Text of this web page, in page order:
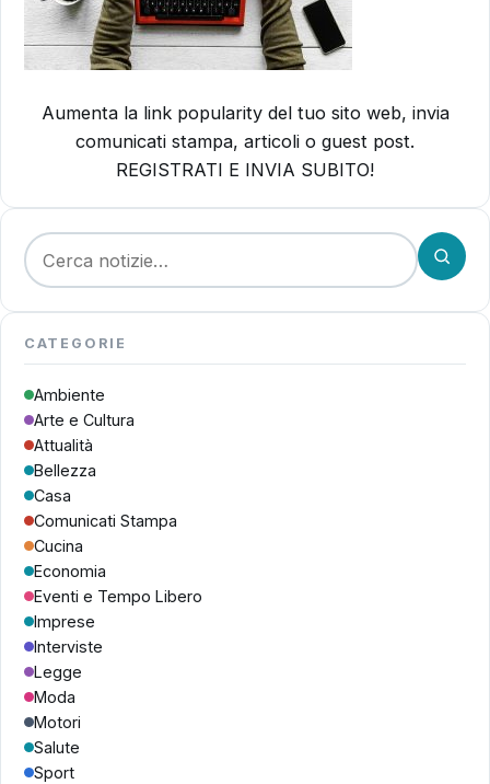
Aumenta la link popularity del tuo sito web, invia
comunicati stampa, articoli o guest post.
REGISTRATI E INVIA SUBITO!
Cerca:
CATEGORIE
Ambiente
Arte e Cultura
Attualità
Bellezza
Casa
Comunicati Stampa
Cucina
Economia
Eventi e Tempo Libero
Imprese
Interviste
Legge
Moda
Motori
Salute
Sport